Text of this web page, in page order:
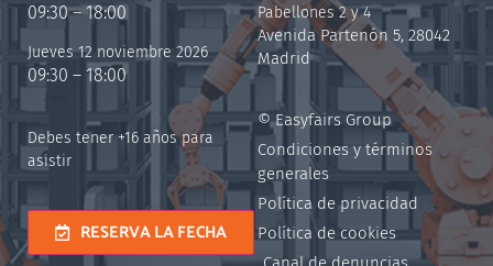
09:30 – 18:00
Jueves 12 noviembre 2026
09:30 – 18:00
Debes tener +16 años para
asistir
RESERVA LA FECHA
Pabellones 2 y 4
Avenida Partenón 5, 28042
Madrid
© Easyfairs Group
Condiciones y términos
generales
Política de privacidad
Política de cookies